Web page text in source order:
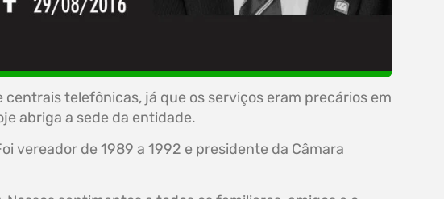
telefônicas, já que os serviços eram precários em
abriga a sede da entidade.
vereador de 1989 a 1992 e presidente da Câmara